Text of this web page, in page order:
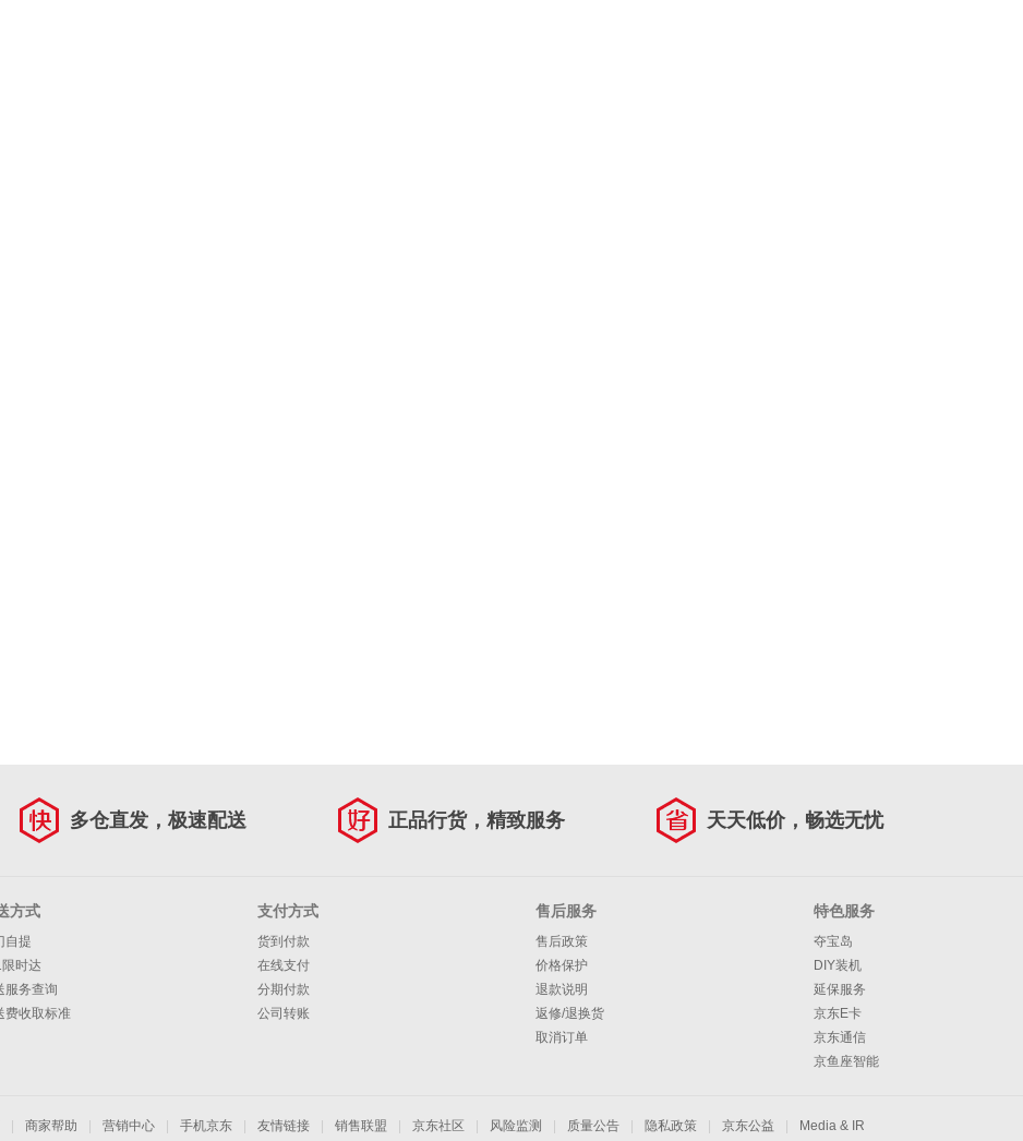
多仓直发，极速配送 正品行货，精致服务 天天低价，畅选无忧
方式
自提
时达
服务查询
费收取标准
支付方式
货到付款
在线支付
分期付款
公司转账
售后服务
售后政策
价格保护
退款说明
返修/退换货
取消订单
特色服务
夺宝岛
DIY装机
延保服务
京东E卡
京东通信
京鱼座智能
商家帮助 营销中心 手机京东 友情链接 销售联盟 京东社区 风险监测 质量公告 隐私政策 京东公益 Media & IR